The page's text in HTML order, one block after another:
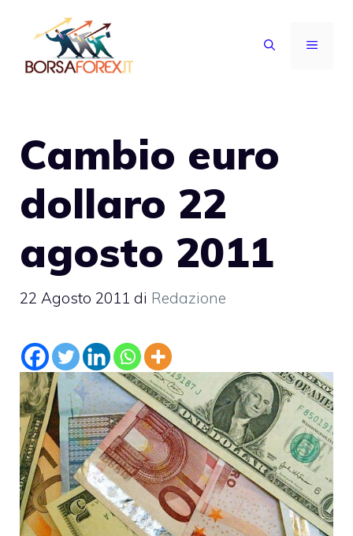
contenuto
MENU
Cambio euro
dollaro 22
agosto 2011
22 Agosto 2011 di Redazione